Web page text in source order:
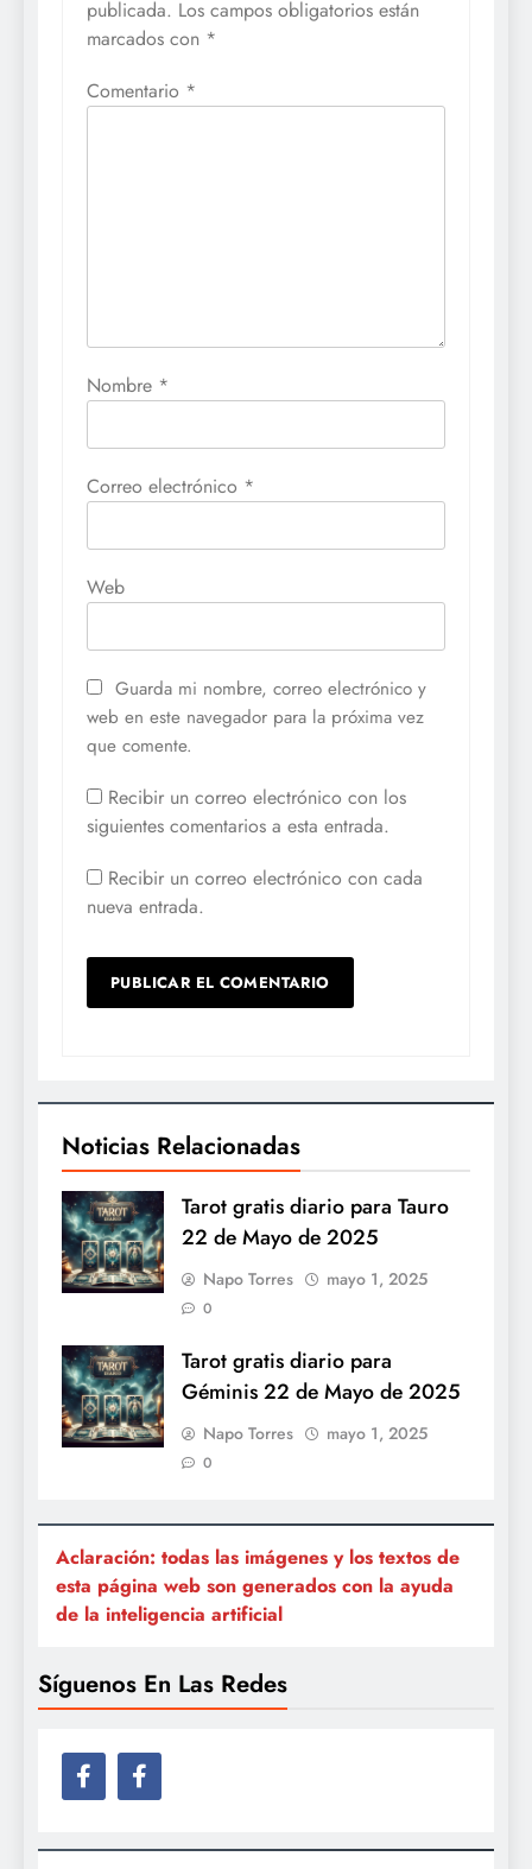
publicada. Los campos obligatorios están
marcados con *
Comentario *
Nombre *
Correo electrónico *
Web
Guarda mi nombre, correo electrónico y
web en este navegador para la próxima vez
que comente.
Recibir un correo electrónico con los
siguientes comentarios a esta entrada.
Recibir un correo electrónico con cada
nueva entrada.
Noticias Relacionadas
Tarot gratis diario para Tauro
22 de Mayo de 2025
Napo Torres mayo 1, 2025
0
Tarot gratis diario para
Géminis 22 de Mayo de 2025
Napo Torres mayo 1, 2025
0
Aclaración: todas las imágenes y los textos de
esta página web son generados con la ayuda
de la inteligencia artificial
Síguenos En Las Redes